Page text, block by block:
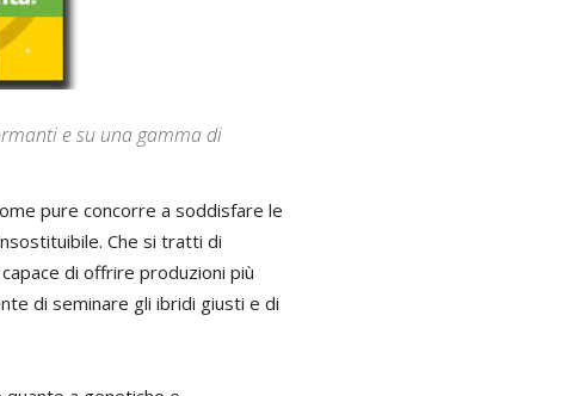
e su una gamma di
pure concorre a soddisfare le
Che si tratti di
di offrire produzioni più
di seminare gli ibridi giusti e di